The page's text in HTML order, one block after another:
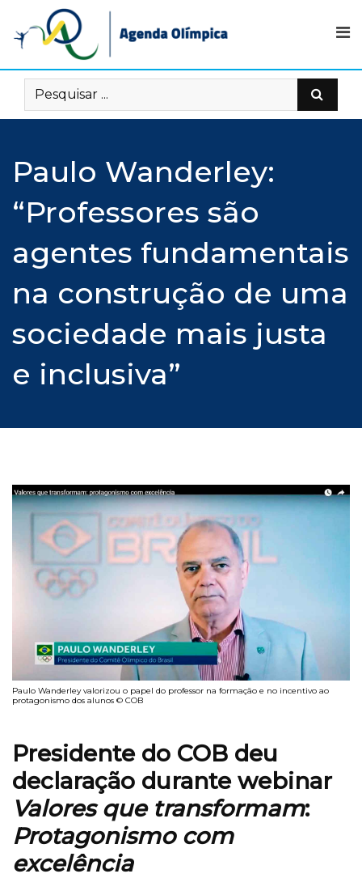
content
Paulo Wanderley:
“Professores são
agentes fundamentais
na construção de uma
sociedade mais justa
e inclusiva”
Paulo Wanderley valorizou o papel do professor na formação e no incentivo ao
protagonismo dos alunos © COB
Presidente do COB deu
declaração durante webinar
Valores que transformam:
Protagonismo com
excelência